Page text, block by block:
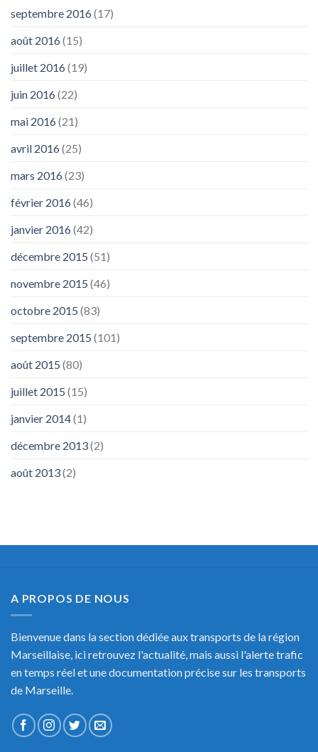
septembre 2016(17)
août 2016(15)
juillet 2016(19)
juin 2016(22)
mai 2016(21)
avril 2016(25)
mars 2016(23)
février 2016(46)
janvier 2016(42)
décembre 2015 (51)
novembre 2015 (46)
octobre 2015 (83)
septembre 2015 (101)
août 2015 (80)
juillet 2015 (15)
janvier 2014(1)
décembre 2013(2)
août 2013(2)
A PROPOS DE NOUS
Bienvenue dans la section dédiée aux transports de la région
Marseillaise, ici retrouvez l'actualité, mais aussi l'alerte trafic
en temps réel et une documentation précise sur les transports
de Marseille.